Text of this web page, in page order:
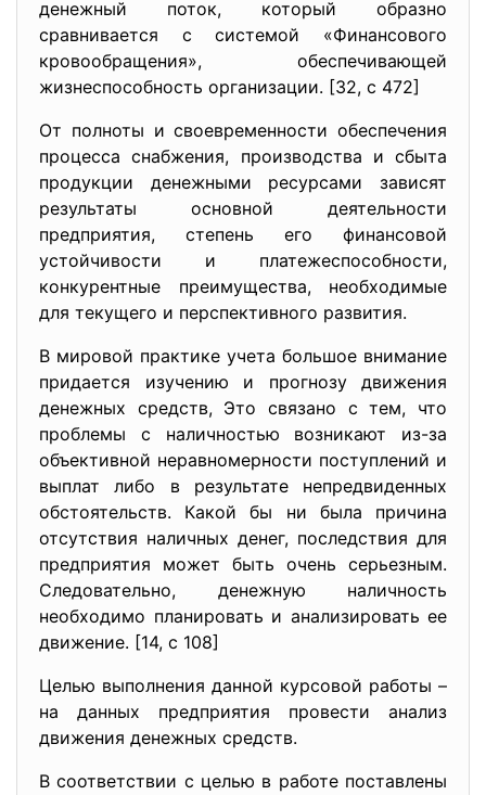
денежный поток, который образно
сравнивается с системой «Финансового
кровообращения», обеспечивающей
жизнеспособность организации. [32, с 472]
От полноты и своевременности обеспечения
процесса снабжения, производства и сбыта
продукции денежными ресурсами зависят
результаты основной деятельности
предприятия, степень его финансовой
устойчивости и платежеспособности,
конкурентные преимущества, необходимые
для текущего и перспективного развития.
В мировой практике учета большое внимание
придается изучению и прогнозу движения
денежных средств, Это связано с тем, что
проблемы с наличностью возникают из-за
объективной неравномерности поступлений и
выплат либо в результате непредвиденных
обстоятельств. Какой бы ни была причина
отсутствия наличных денег, последствия для
предприятия может быть очень серьезным.
Следовательно, денежную наличность
необходимо планировать и анализировать ее
движение. [14, с 108]
Целью выполнения данной курсовой работы –
на данных предприятия провести анализ
движения денежных средств.
В соответствии с целью в работе поставлены